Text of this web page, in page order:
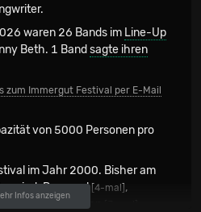
waren 26 Bands im Line-Up
Beth. 1 Band sagte ihren
zum Immergut Festival per E-Mail
von 5000 Personen pro
im Jahr 2000. Bisher am
sind:Drangsal [4-mal],
höchste Eisenbahn
Infos anzeigen